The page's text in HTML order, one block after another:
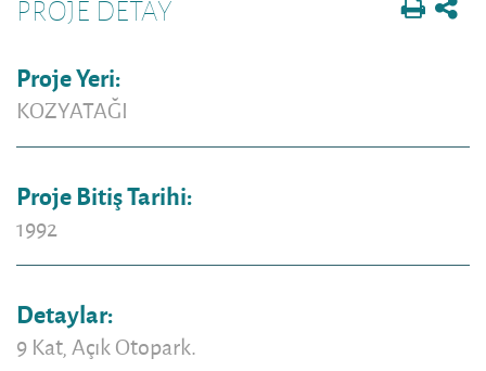
PROJE DETAY
Proje Yeri:
KOZYATAĞI
Proje Bitiş Tarihi:
1992
Detaylar:
9 Kat, Açık Otopark.